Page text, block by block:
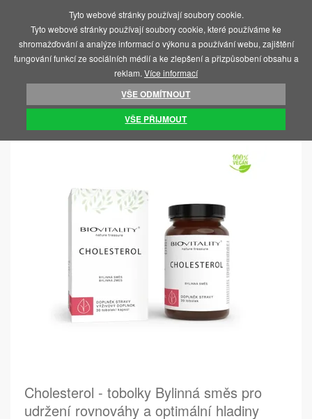
ÚVOD POTRAVINY, VITAMÍNY, ČAJE DOPLŇKY STRAVY
Cholesterol - tobolky Bylinná směs pro
udržení rovnováhy a optimální hladiny
Tyto webové stránky používají soubory cookie.
Tyto webové stránky používají soubory cookie, které používáme ke
shromažďování a analýze informací o výkonu a používání webu, zajištění
fungování funkcí ze sociálních médií a ke zlepšení a přizpůsobení obsahu a
reklam. Více informací
VŠE ODMÍTNOUT
VŠE PŘIJMOUT